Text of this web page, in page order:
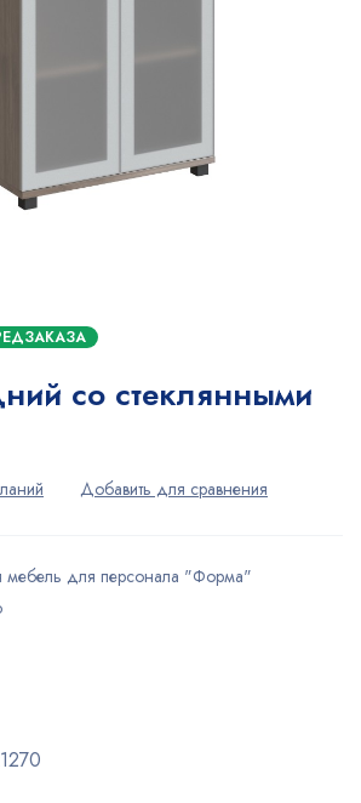
со стеклянными
мебель для персонала "Форма"